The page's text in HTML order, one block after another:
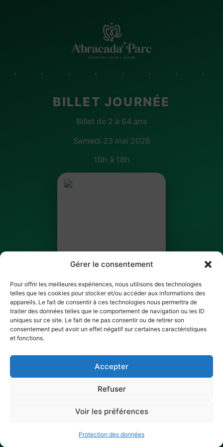
Gérer le consentement
Pour offrir les meilleures expériences, nous utilisons des technologies
telles que les cookies pour stocker et/ou accéder aux informations des
appareils. Le fait de consentir à ces technologies nous permettra de
traiter des données telles que le comportement de navigation ou les ID
uniques sur ce site. Le fait de ne pas consentir ou de retirer son
consentement peut avoir un effet négatif sur certaines caractéristiques
et fonctions.
Accepter
Refuser
Voir les préférences
Protection des données
✦ · ✦ · ✦ · ✦ · ✦ · ✦ · ✦ · ✦
BILLET JOURNÉE
Billet de 2 à 64 ans
Samedi 23 mai 2026
10h à 18h
Youma Ginestet
BILLET 3 SUR 5
✓ Ticket scanné